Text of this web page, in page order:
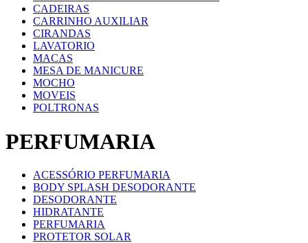
CADEIRAS
CARRINHO AUXILIAR
CIRANDAS
LAVATORIO
MACAS
MESA DE MANICURE
MOCHO
MOVEIS
POLTRONAS
PERFUMARIA
ACESSÓRIO PERFUMARIA
BODY SPLASH DESODORANTE
DESODORANTE
HIDRATANTE
PERFUMARIA
PROTETOR SOLAR